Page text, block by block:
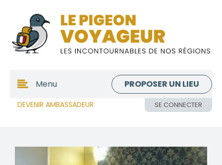
DEVENIR AMBASSADEUR SE CONNECTER
Menu PROPOSER UN LIEU